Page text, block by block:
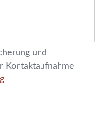
und
Kontaktaufnahme